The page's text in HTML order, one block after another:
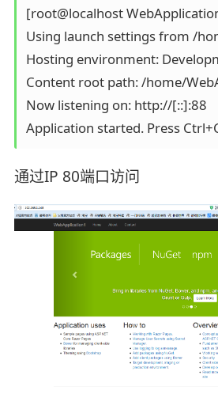
[root@localhost
Using launch settings from /
Hosting environment:
Content root path: /home/
Now listening on: http://[::]:88
Application started. Press
通过IP 80端口访问